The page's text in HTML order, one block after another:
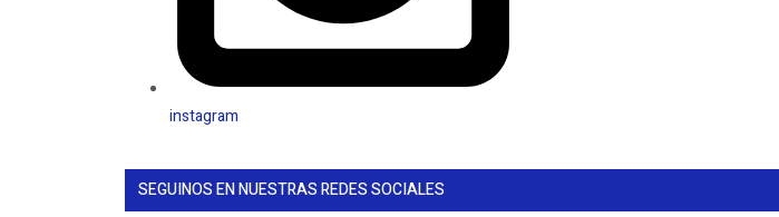
instagram
SEGUINOS EN NUESTRAS REDES SOCIALES